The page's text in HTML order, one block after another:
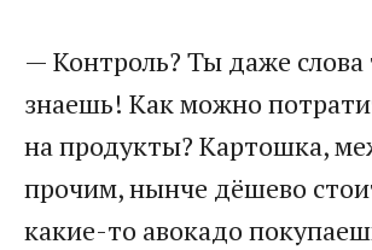
— Контроль? Ты даже слова
знаешь! Как можно
на продукты? Картошка,
прочим, нынче дёшево
какие-то авокадо